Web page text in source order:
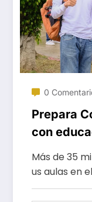
0
Prepara
con
gratuita y
Más de 35
us aulas en